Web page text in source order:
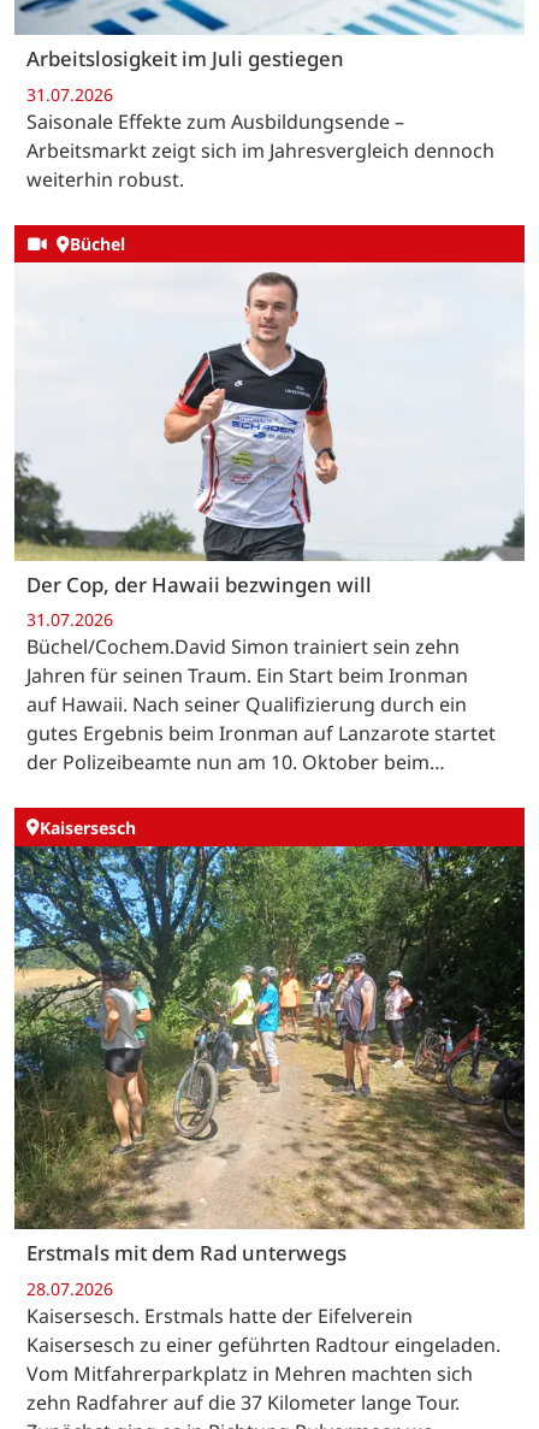
Arbeitslosigkeit im Juli gestiegen
31.07.2026
Saisonale Effekte zum Ausbildungsende –
Arbeitsmarkt zeigt sich im Jahresvergleich dennoch
weiterhin robust.
Büchel
Der Cop, der Hawaii bezwingen will
31.07.2026
Büchel/Cochem.David Simon trainiert sein zehn
Jahren für seinen Traum. Ein Start beim Ironman
auf Hawaii. Nach seiner Qualifizierung durch ein
gutes Ergebnis beim Ironman auf Lanzarote startet
der Polizeibeamte nun am 10. Oktober beim…
Kaisersesch
Erstmals mit dem Rad unterwegs
28.07.2026
Kaisersesch. Erstmals hatte der Eifelverein
Kaisersesch zu einer geführten Radtour eingeladen.
Vom Mitfahrerparkplatz in Mehren machten sich
zehn Radfahrer auf die 37 Kilometer lange Tour.